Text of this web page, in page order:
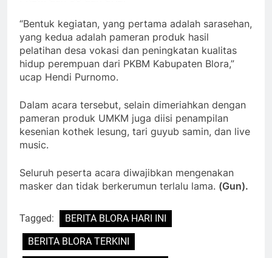
“Bentuk kegiatan, yang pertama adalah sarasehan,
yang kedua adalah pameran produk hasil
pelatihan desa vokasi dan peningkatan kualitas
hidup perempuan dari PKBM Kabupaten Blora,”
ucap Hendi Purnomo.
Dalam acara tersebut, selain dimeriahkan dengan
pameran produk UMKM juga diisi penampilan
kesenian kothek lesung, tari guyub samin, dan live
music.
Seluruh peserta acara diwajibkan mengenakan
masker dan tidak berkerumun terlalu lama. (Gun).
Tagged:
BERITA BLORA HARI INI
BERITA BLORA TERKINI